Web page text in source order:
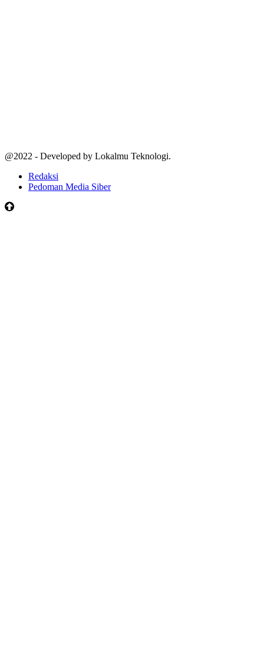
@2022 - Developed by Lokalmu Teknologi.
Redaksi
Pedoman Media Siber